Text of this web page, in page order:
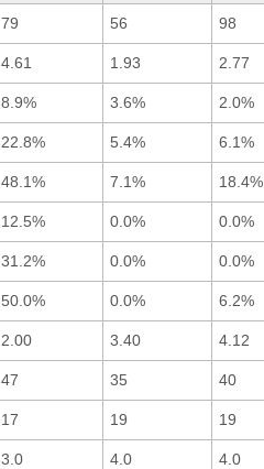
79 56 98
4.61 1.93 2.77
8.9% 3.6% 2.0%
22.8% 5.4% 6.1%
48.1% 7.1% 18.4%
12.5% 0.0% 0.0%
31.2% 0.0% 0.0%
50.0% 0.0% 6.2%
2.00 3.40 4.12
47 35 40
17 19 19
3.0 4.0 4.0